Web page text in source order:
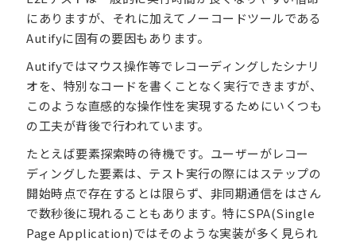
にありますが、それに加えてノーコードツールである
Autifyに固有の要因もあります。
Autifyではマウス操作等でレコーディングしたシナリ
オを、特別なコードを書くことなく実行できますが、
このような直感的な操作性を実現するためにいくつも
の工夫が背後で行われています。
たとえば要素探索時の待機です。ユーザーがレコー
ディングした要素は、テスト実行の際にはステップの
開始時点で存在するとは限らず、非同期通信をはさん
で数秒後に現れることもあります。特にSPA(Single
Page Application)ではそのような実装が多く見られ